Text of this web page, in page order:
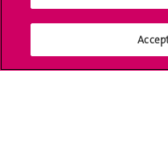
Médias sociaux UNIGE